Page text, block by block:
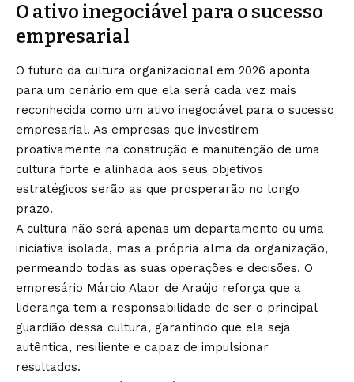
O ativo inegociável para o sucesso
empresarial
O futuro da cultura organizacional em 2026 aponta
para um cenário em que ela será cada vez mais
reconhecida como um ativo inegociável para o sucesso
empresarial. As empresas que investirem
proativamente na construção e manutenção de uma
cultura forte e alinhada aos seus objetivos
estratégicos serão as que prosperarão no longo
prazo.
A cultura não será apenas um departamento ou uma
iniciativa isolada, mas a própria alma da organização,
permeando todas as suas operações e decisões. O
empresário Márcio Alaor de Araújo reforça que a
liderança tem a responsabilidade de ser o principal
guardião dessa cultura, garantindo que ela seja
autêntica, resiliente e capaz de impulsionar
resultados.